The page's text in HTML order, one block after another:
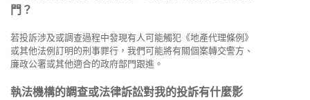
門？
若投訴涉及或調查過程中發現有人可能觸犯《地產代理條例》
或其他法例訂明的刑事罪行，我們可能將有關個案轉交警方、
廉政公署或其他適合的政府部門跟進。
執法機構的調查或法律訴訟對我的投訴有什麼影